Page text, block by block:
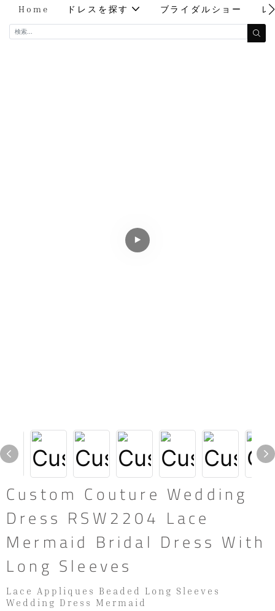
Home ドレスを探す ブライダルショー レ
Custom Couture Wedding
Dress RSW2204 Lace
Mermaid Bridal Dress With
Long Sleeves
Lace Appliques Beaded Long Sleeves
Wedding Dress Mermaid